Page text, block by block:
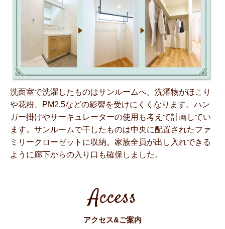
洗面室で洗濯したものはサンルームへ。洗濯物がほこり
や花粉、PM2.5などの影響を受けにくくなります。ハン
ガー掛けやサーキュレーターの使用も考えて計画してい
ます。サンルームで干したものは中央に配置されたファ
ミリークローゼットに収納。家族全員が出し入れできる
ように廊下からの入り口も確保しました。
Access
アクセス&ご案内